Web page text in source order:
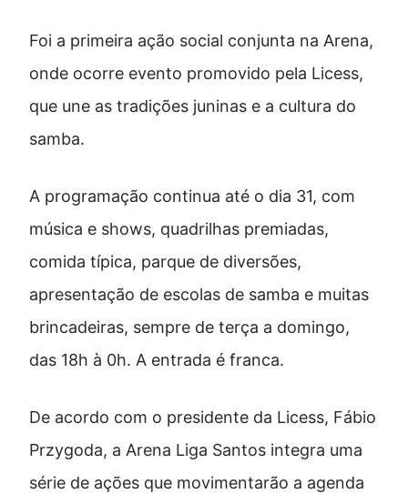
Foi a primeira ação social conjunta na Arena,
onde ocorre evento promovido pela Licess,
que une as tradições juninas e a cultura do
samba.
A programação continua até o dia 31, com
música e shows, quadrilhas premiadas,
comida típica, parque de diversões,
apresentação de escolas de samba e muitas
brincadeiras, sempre de terça a domingo,
das 18h à 0h. A entrada é franca.
De acordo com o presidente da Licess, Fábio
Przygoda, a Arena Liga Santos integra uma
série de ações que movimentarão a agenda